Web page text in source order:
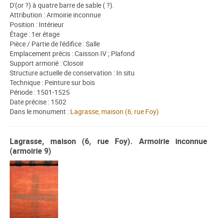
D'(or ?) à quatre barre de sable ( ?).
Attribution : Armoirie inconnue
Position : Intérieur
Étage : 1er étage
Pièce / Partie de l'édifice : Salle
Emplacement précis : Caisson IV ; Plafond
Support armorié : Closoir
Structure actuelle de conservation : In situ
Technique : Peinture sur bois
Période : 1501-1525
Date précise : 1502
Dans le monument : Lagrasse, maison (6, rue Foy)
Lagrasse, maison (6, rue Foy). Armoirie inconnue
(armoirie 9)